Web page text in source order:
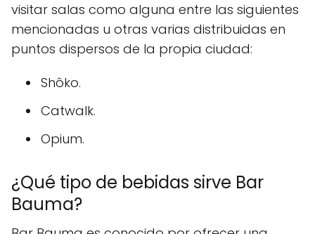
visitar salas como alguna entre las siguientes
mencionadas u otras varias distribuidas en
puntos dispersos de la propia ciudad:
Shôko.
Catwalk.
Opium.
¿Qué tipo de bebidas sirve Bar
Bauma?